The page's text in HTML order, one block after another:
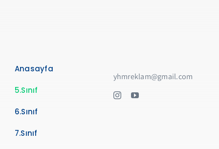
Anasayfa
5.Sınıf
6.Sınıf
7.Sınıf
yhmreklam@gmail.com